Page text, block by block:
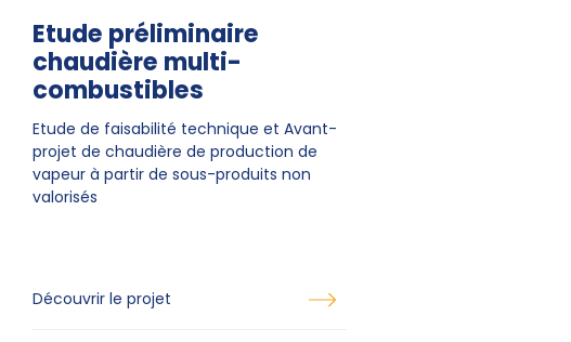
Etude préliminaire
chaudière multi-
combustibles
Etude de faisabilité technique et Avant-
projet de chaudière de production de
vapeur à partir de sous-produits non
valorisés
Découvrir le projet